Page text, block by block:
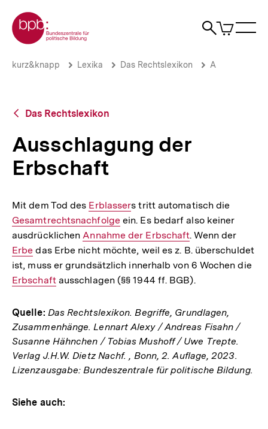
zum
Seiteninhalt
springen
Zur Startseite der bpb
Suche
Artikel
im
Ausschlagung
bpb.de
Brotkrümelnavigation
Pfadnavigation
kurz&knapp Lexika Das Rechtslexikon A
Zurück
Übersicht
Das Rechtslexikon
Ausschlagung der
Erbschaft
Mit dem Tod des Interner
Link:
Erblassers tritt automatisch die
Link:
Gesamtrechtsnachfolge ein. Es bedarf also keiner
ausdrücklichenInterner
Link:
Annahme der Erbschaft. Wenn der
Link:
Erbe das Erbe nicht möchte, weil es z. B. überschuldet
ist, muss er grundsätzlich innerhalb von 6 Wochen die
Erbschaftausschlagen (§§ 1944 ff. BGB).
Quelle: Das Rechtslexikon. Begriffe, Grundlagen,
Zusammenhänge. Lennart Alexy / Andreas Fisahn /
Susanne Hähnchen / Tobias Mushoff / Uwe Trepte.
Verlag J.H.W. Dietz Nachf. , Bonn, 2. Auflage, 2023.
Lizenzausgabe: Bundeszentrale für politische Bildung.
Siehe auch: